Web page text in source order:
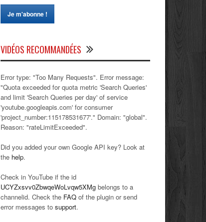
VIDÉOS RECOMMANDÉES
Error type: "Too Many Requests". Error message:
"Quota exceeded for quota metric 'Search Queries'
and limit 'Search Queries per day' of service
'youtube.googleapis.com' for consumer
'project_number:115178531677'." Domain: "global".
Reason: "rateLimitExceeded".
Did you added your own Google API key? Look at
the help.
Check in YouTube if the id
UCYZxsvv0ZbwqeWoLvqw5XMg belongs to a
channelid. Check the FAQ of the plugin or send
error messages to support.